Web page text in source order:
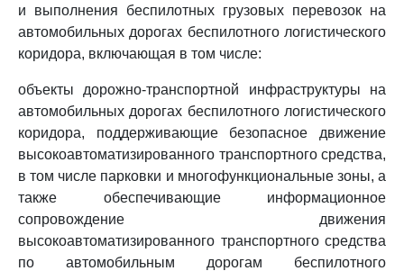
и выполнения беспилотных грузовых перевозок на
автомобильных дорогах беспилотного логистического
коридора, включающая в том числе:
объекты дорожно-транспортной инфраструктуры на
автомобильных дорогах беспилотного логистического
коридора, поддерживающие безопасное движение
высокоавтоматизированного транспортного средства,
в том числе парковки и многофункциональные зоны, а
также обеспечивающие информационное
сопровождение движения
высокоавтоматизированного транспортного средства
по автомобильным дорогам беспилотного